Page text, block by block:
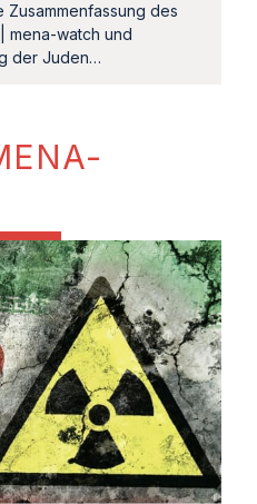
des
mena-watch und
der Juden…